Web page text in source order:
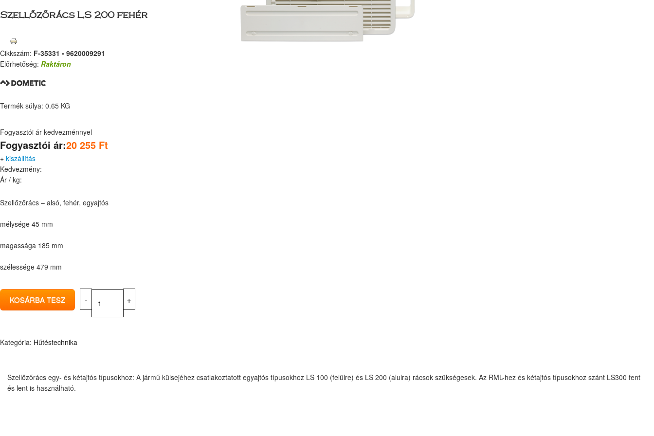
Szellőzőrács LS 200 fehér
Cikkszám: F-35331 • 9620009291
Előrhetőség: Raktáron
Termék súlya: 0.65 KG
Fogyasztói ár kedvezménnyel
Fogyasztói ár:20 255 Ft
+ kiszállítás
Kedvezmény:
Ár / kg:
Szellőzőrács – alsó, fehér, egyajtós
mélysége 45 mm
magassága 185 mm
szélessége 479 mm
Kategória: Hűtéstechnika
Szellőzőrács egy- és kétajtós típusokhoz: A jármű külsejéhez csatlakoztatott egyajtós típusokhoz LS 100 (felülre) és LS 200 (alulra) rácsok szükségesek. Az RML-hez és kétajtós típusokhoz szánt LS300 fent
és lent is használható.